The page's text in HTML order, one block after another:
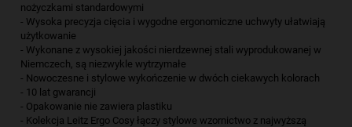
nożyczkami standardowymi
- Wysoka precyzja cięcia i wygodne ergonomiczne uchwyty ułatwiają
użytkowanie
- Wykonane z wysokiej jakości nierdzewnej stali wyprodukowanej w
Niemczech, są niezwykle wytrzymałe
- Nowoczesne i stylowe wykończenie w dwóch ciekawych kolorach
- 10 lat gwarancji
- Opakowanie nie zawiera plastiku
- Kolekcja Leitz Ergo Cosy łączy stylowe wzornictwo z najwyższą